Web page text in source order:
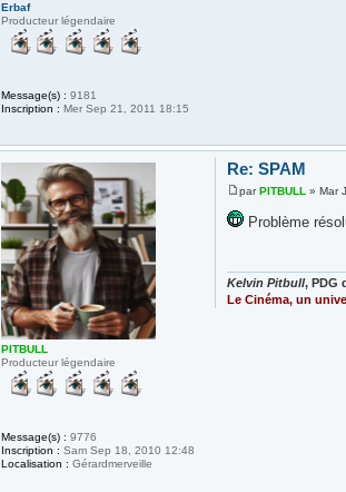
Erbaf
Producteur légendaire
Message(s) : 9181
Inscription : Mer Sep 21, 2011 18:15
Re: SPAM
parPITBULL » Mar
Problème
Kelvin Pitbull, PDG
Le Cinéma, un
PITBULL
Producteur légendaire
Message(s) : 9776
Inscription : Sam Sep 18, 2010 12:48
Localisation : Gérardmerveille